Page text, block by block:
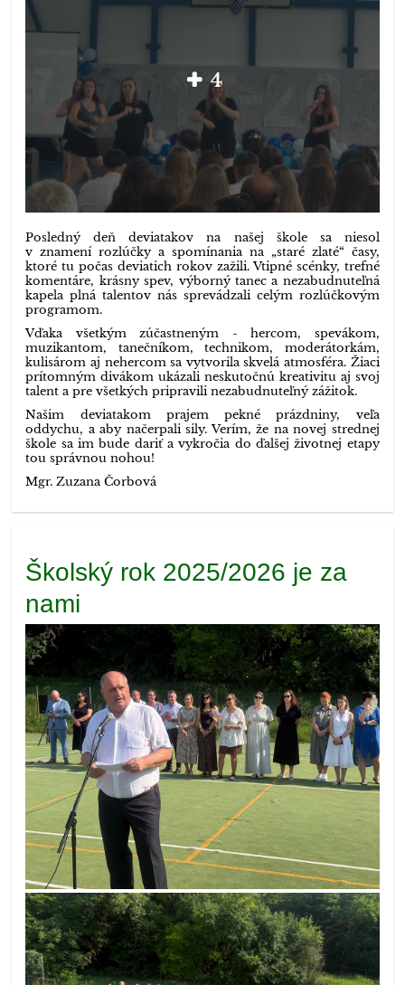
4
Posledný deň deviatakov na našej škole sa niesol
v znamení rozlúčky a spomínania na „staré zlaté“ časy,
ktoré tu počas deviatich rokov zažili. Vtipné scénky, trefné
komentáre, krásny spev, výborný tanec a nezabudnuteľná
kapela plná talentov nás sprevádzali celým rozlúčkovým
programom.
Vďaka všetkým zúčastneným - hercom, spevákom,
muzikantom, tanečníkom, technikom, moderátorkám,
kulisárom aj nehercom sa vytvorila skvelá atmosféra. Žiaci
prítomným divákom ukázali neskutočnú kreativitu aj svoj
talent a pre všetkých pripravili nezabudnuteľný zážitok.
Našim deviatakom prajem pekné prázdniny, veľa
oddychu, a aby načerpali sily. Verím, že na novej strednej
škole sa im bude dariť a vykročia do ďalšej životnej etapy
tou správnou nohou!
Mgr. Zuzana Čorbová
Školský rok 2025/2026 je za
nami